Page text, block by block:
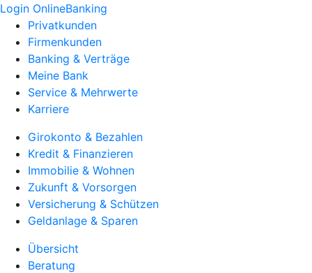
Login OnlineBanking
Privatkunden
Firmenkunden
Banking & Verträge
Meine Bank
Service & Mehrwerte
Karriere
Girokonto & Bezahlen
Kredit & Finanzieren
Immobilie & Wohnen
Zukunft & Vorsorgen
Versicherung & Schützen
Geldanlage & Sparen
Übersicht
Beratung